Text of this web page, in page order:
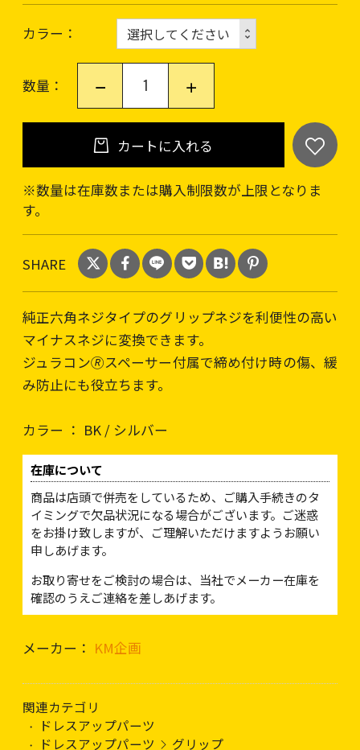
カラー
数量：
カートに入れる
※数量は在庫数または購入制限数が上限となりま
す。
SHARE
純正六角ネジタイプのグリップネジを利便性の高い
マイナスネジに変換できます。
ジュラコン🄬スペーサー付属で締め付け時の傷、緩
み防止にも役立ちます。
カラー ： BK / シルバー
在庫について
商品は店頭で併売をしているため、ご購入手続きのタ
イミングで欠品状況になる場合がございます。ご迷惑
をお掛け致しますが、ご理解いただけますようお願い
申しあげます。
お取り寄せをご検討の場合は、当社でメーカー在庫を
確認のうえご連絡を差しあげます。
メーカー： KM企画
関連カテゴリ
ドレスアップパーツ
ドレスアップパーツ
グリップ